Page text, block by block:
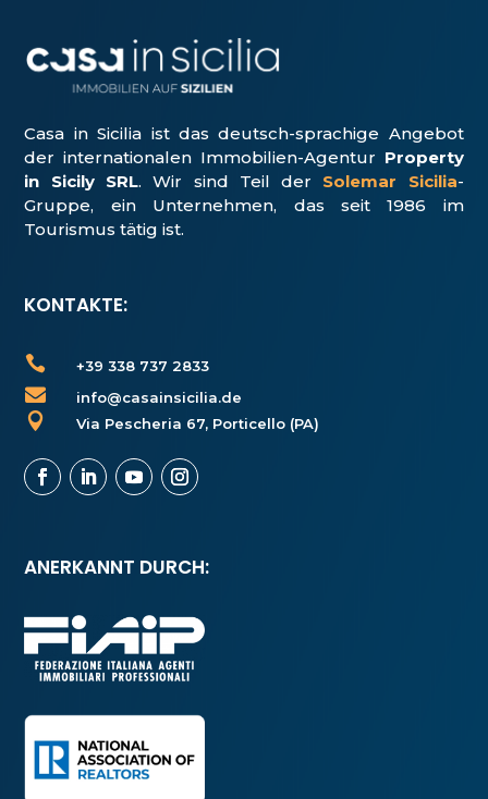
Casa in Sicilia ist das deutsch-sprachige Angebot
der internationalen Immobilien-Agentur Property
in Sicily SRL. Wir sind Teil der Solemar Sicilia-
Gruppe, ein Unter­nehmen, das seit 1986 im
Tourismus tätig ist.
KONTAKTE:
 +39 338 737 2833
 info@casainsicilia.de
 Via Pescheria 67, Porticello (PA)
ANERKANNT DURCH: